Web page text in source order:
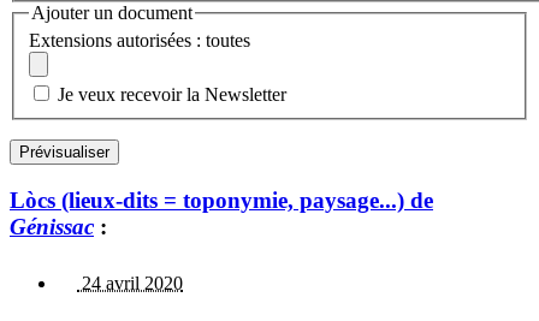
Ajouter un document
Extensions autorisées : toutes
Je veux recevoir la Newsletter
Lòcs (lieux-dits = toponymie, paysage...) de
Génissac :
24 avril 2020